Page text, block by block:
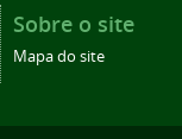
Sobre o site
Mapa do site